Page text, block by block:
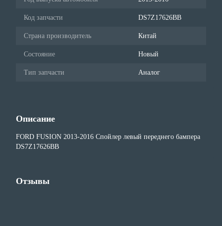
Код запчасти DS7Z17626BB
Страна производитель Китай
Состояние Новый
Тип запчасти Аналог
Описание
FORD FUSION 2013-2016 Спойлер левый переднего бампера
DS7Z17626BB
Отзывы